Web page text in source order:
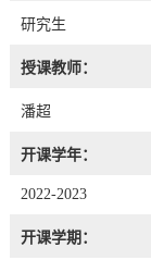
研究生
授课教师：
潘超
开课学年：
2022-2023
开课学期：